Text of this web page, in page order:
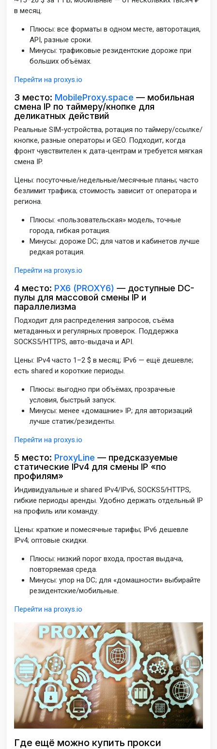
в месяц.
Плюсы: все форматы в одном месте, авторотация,
API, разные сроки.
Минусы: трафиковые резидентские дороже при
больших объёмах.
Перейти на proxys.io
3 место: MobileProxy.space — мобильная
смена IP по таймеру/кнопке для
деликатных действий
Реальные SIM-устройства, ротация по таймеру/ссылке/
кнопке, разные операторы и GEO. Подходит, когда
фронт чувствителен к дата-центрам и требуется мягкая
смена IP.
Цены: посуточные/недельные/месячные планы; часто
безлимит трафика; стоимость зависит от оператора и
региона.
Плюсы: «пользовательская» модель, точные
города, гибкая ротация.
Минусы: дороже DC; для чатов и кабинетов лучше
редкая ротация.
Перейти на proxys.io
4 место: PX6 (PROXY6) — доступные DC-
пулы для массовой смены IP и
параллелизма
Подходит для распределения запросов, съёма
метаданных и регулярных проверок. Поддержка
SOCKS5/HTTPS, авто-выдача и API.
Цены: IPv4 часто 1–2 $ в месяц; IPv6 — ещё дешевле;
есть shared и короткие периоды.
Плюсы: выгодно при объёмах, прозрачные
условия, быстрый запуск.
Минусы: менее «домашние» IP; для авторизаций
лучше статик/резиденты.
Перейти на proxys.io
5 место: ProxyLine — предсказуемые
статические IPv4 для смены IP «по
профилям»
Индивидуальные и shared IPv4/IPv6, SOCKS5/HTTPS,
гибкие периоды аренды. Удобно держать отдельный IP
на профиль или команду.
Цены: краткие и помесячные тарифы; IPv6 дешевле
IPv4; оптовые скидки.
Плюсы: низкий порог входа, простая выдача,
повторяемая среда.
Минусы: упор на DC; для «домашности» выбирайте
резидентские/мобильные.
Перейти на proxys.io
Где ещё можно купить прокси